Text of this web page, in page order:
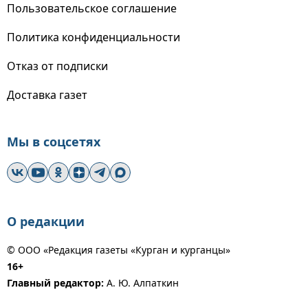
Пользовательское соглашение
Политика конфиденциальности
Отказ от подписки
Доставка газет
Мы в соцсетях
О редакции
© ООО «Редакция газеты «Курган и курганцы»
16+
Главный редактор: А. Ю. Алпаткин